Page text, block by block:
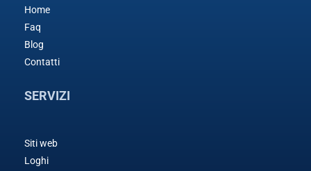
Home
Faq
Blog
Contatti
SERVIZI
Siti web
Loghi